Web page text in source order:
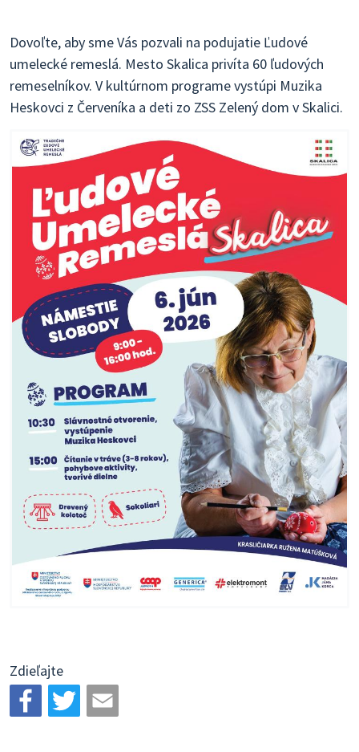
Dovoľte, aby sme Vás pozvali na podujatie Ľudové
umelecké remeslá. Mesto Skalica privíta 60 ľudových
remeselníkov. V kultúrnom programe vystúpi Muzika
Heskovci z Červeníka a deti zo ZSS Zelený dom v Skalici.
Zdieľajte